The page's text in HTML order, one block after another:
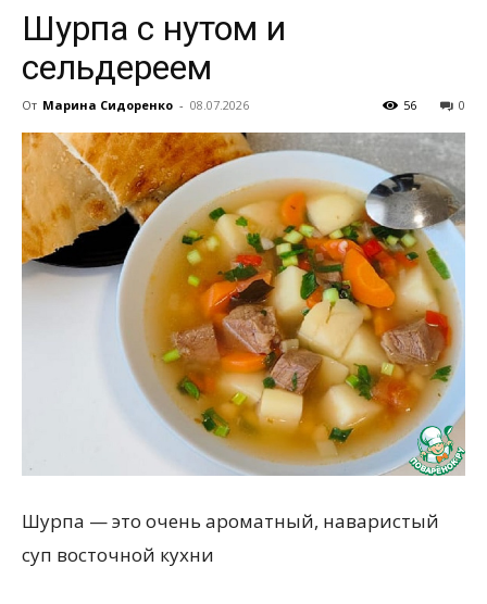
Шурпа с нутом и
сельдереем
От Марина Сидоренко - 08.07.2026 0
56
Шурпа — это очень ароматный, наваристый
суп восточной кухни